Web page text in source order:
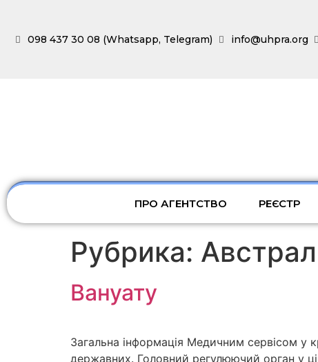
098 437 30 08 (Whatsapp, Telegram) info@uhpra.org
ПРО АГЕНТСТВО РЕЄСТР
Рубрика:
Вануату
Загальна інформація Медичним сервісом у
державних. Головний регулюючий орган у